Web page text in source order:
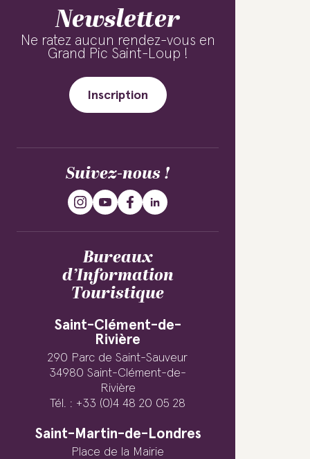
Newsletter
Ne ratez aucun rendez-vous en
Grand Pic Saint-Loup !
Inscription
Suivez-nous !
Bureaux
d’Information
Touristique
Saint-Clément-de-
Rivière
290 Parc de Saint-Sauveur
34980 Saint-Clément-de-
Rivière
Tél. : +33 (0)4 48 20 05 28
Saint-Martin-de-Londres
Place de la Mairie